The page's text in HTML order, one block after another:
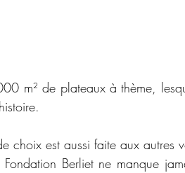
m² de plateaux à thème,
choix est aussi faite aux autres
Fondation Berliet ne manque